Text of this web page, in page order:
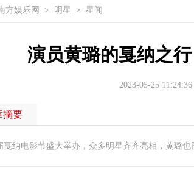
方娱乐网 > 明星 > 星闻
演员黄璐的戛纳之
2023-05-25 11:24:36
摘要
戛纳电影节盛大举办，众多明星齐齐亮相，黄璐也